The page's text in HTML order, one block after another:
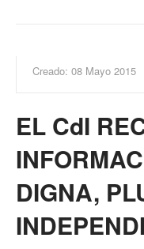
Creado: 08 Mayo 2015
EL CdI
DIGNA,